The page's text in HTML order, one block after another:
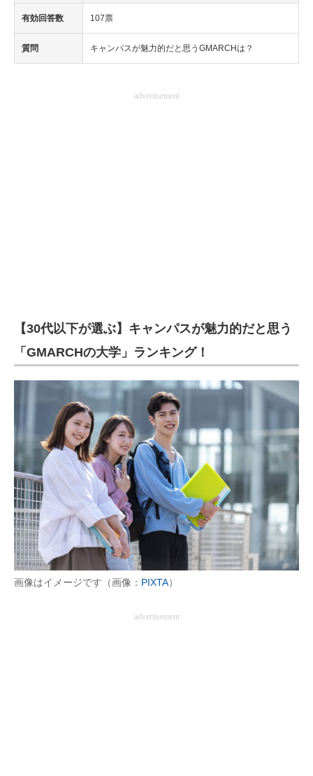
有効回答数 107票
質問 キャンパスが魅力的だと思うGMARCHは？
advertisement
【30代以下が選ぶ】キャンパスが魅力的だと思う
「GMARCHの大学」ランキング！
画像はイメージです（画像： PIXTA）
advertisement